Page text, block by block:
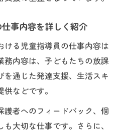
事内容を詳しく紹介
ける児童指導員の仕事内容は
務内容は、子どもたちの放課
通じた発達支援、生活スキ
などです。
護者へのフィードバック、個
大切な仕事です。さらに、